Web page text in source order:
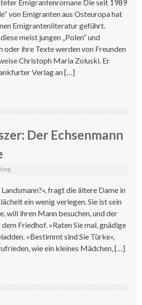
Emigrantenromane Die seit 1989
von Emigranten aus Osteuropa hat
Emigrantenliteratur geführt.
meist jungen „Polen“ und
oder ihre Texte werden von Freunden
Christoph Maria Zoluski. Er
Verlag an […]
Der Echsenmann
fragt die ältere Dame in
ein wenig verlegen. Sie ist sein
will ihren Mann besuchen, und der
Friedhof. »Raten Sie mal, gnädige
»Bestimmt sind Sie Türke«,
wie ein kleines Mädchen, […]